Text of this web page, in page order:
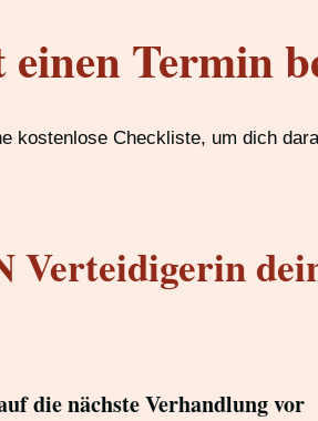
Termin
kostenlose Checkliste, um dich
Verteidigerin
die nächste Verhandlung vor